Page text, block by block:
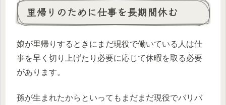
里帰りのために仕事を長期間休む
娘が里帰りするときにまだ現役で働いている人は仕
事を早く切り上げたり必要に応じて休暇を取る必要
があります。
孫が生まれたからといってもまだまだ現役でバリバ